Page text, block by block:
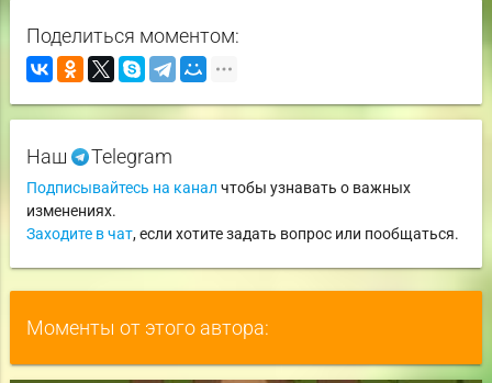
Поделиться моментом:
Наш Telegram
Подписывайтесь на канал чтобы узнавать о важных
изменениях.
Заходите в чат, если хотите задать вопрос или пообщаться.
Моменты от этого автора: